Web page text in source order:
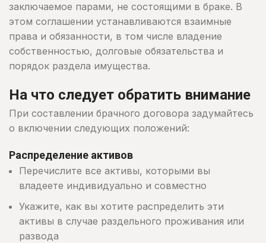
заключаемое парами, не состоящими в браке. В
этом соглашении устанавливаются взаимные
права и обязанности, в том числе владение
собственностью, долговые обязательства и
порядок раздела имущества.
На что следует обратить внимание
При составлении брачного договора задумайтесь
о включении следующих положений:
Распределение активов
Перечислите все активы, которыми вы
владеете индивидуально и совместно
Укажите, как вы хотите распределить эти
активы в случае раздельного проживания или
развода